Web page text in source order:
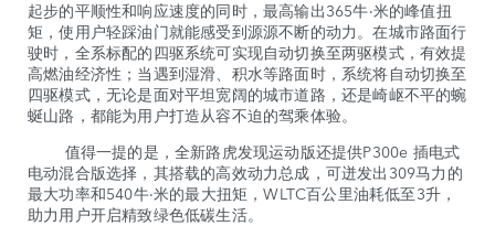
起步的平顺性和响应速度的同时，最高输出365牛·米的峰值扭
矩，使用户轻踩油门就能感受到源源不断的动力。在城市路面行
驶时，全系标配的四驱系统可实现自动切换至两驱模式，有效提
高燃油经济性；当遇到湿滑、积水等路面时，系统将自动切换至
四驱模式，无论是面对平坦宽阔的城市道路，还是崎岖不平的蜿
蜒山路，都能为用户打造从容不迫的驾乘体验。
值得一提的是，全新路虎发现运动版还提供P300e 插电式
电动混合版选择，其搭载的高效动力总成，可迸发出309马力的
最大功率和540牛·米的最大扭矩，WLTC百公里油耗低至3升，
助力用户开启精致绿色低碳生活。